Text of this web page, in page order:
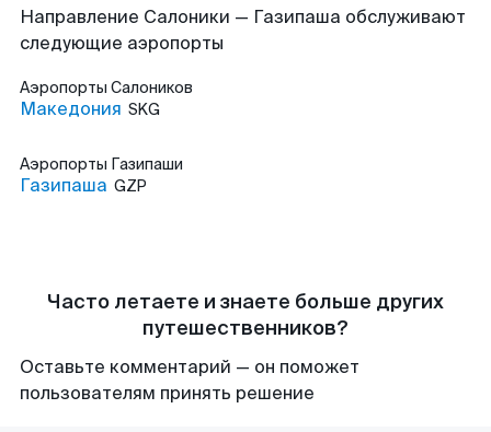
Направление Салоники — Газипаша обслуживают
следующие аэропорты
Аэропорты Салоников
Македония SKG
Аэропорты Газипаши
Газипаша GZP
Часто летаете и знаете больше других
путешественников?
Оставьте комментарий — он поможет
пользователям принять решение